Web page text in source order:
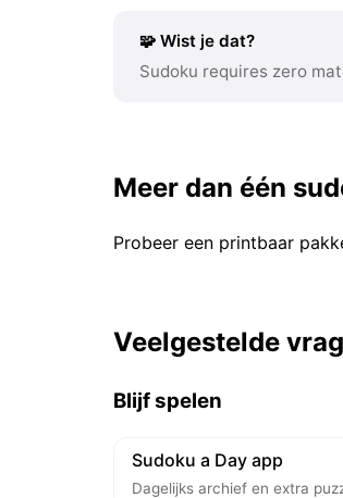
🧩 Wist je dat?
Sudoku requires zero
Meer dan één
Probeer een printbaar
Veelgestelde
Blijf spelen
Sudoku a Day app
Dagelijks archief en extra